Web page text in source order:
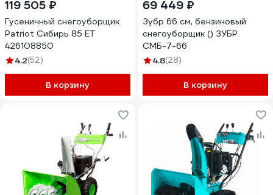
119 505 ₽
Гусеничный снегоуборщик
Patriot Сибирь 85 ЕT
426108850
4.2(52)
В корзину
69 449 ₽
Зубр 66 см, бензиновый
снегоуборщик () ЗУБР
СМБ-7-66
4.8(28)
В корзину